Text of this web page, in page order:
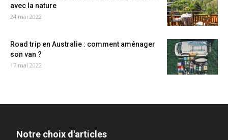
avec la nature
24 mai 2022
Road trip en Australie : comment aménager
son van ?
17 mai 2022
Notre choix d'articles